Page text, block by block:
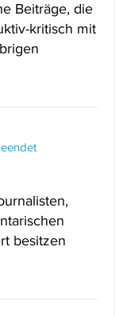
Beiträge, die
kritisch mit
besitzen